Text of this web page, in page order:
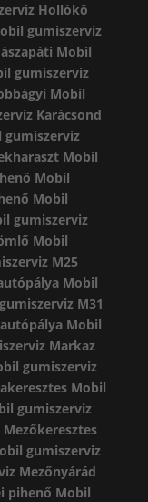
Hollókő
gumiszerviz
Mobil
gumiszerviz
Mobil
Karácsond
gumiszerviz
Mobil
Mobil
Mobil
gumiszerviz
Mobil
M25
Mobil
M31
Mobil
Markaz
gumiszerviz
Mobil
gumiszerviz
gumiszerviz
Mezőnyárád
pihenő Mobil